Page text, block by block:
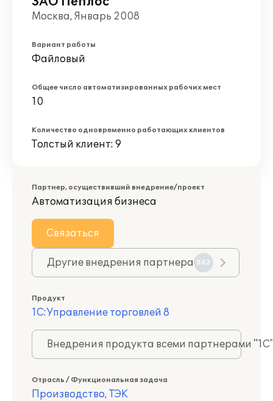
Москва, Январь 2008
Вариант работы
Файловый
Общее число автоматизированных рабочих мест
10
Количество одновременно работающих клиентов
Толстый клиент: 9
Партнер, осуществивший внедрение/проект
Автоматизация бизнеса
Связаться
Другие внедрения партнера 562
Продукт
1С:Управление торговлей 8
Внедрения продукта всеми партнерами
Отрасль / Функциональная задача
Производство, ТЭК